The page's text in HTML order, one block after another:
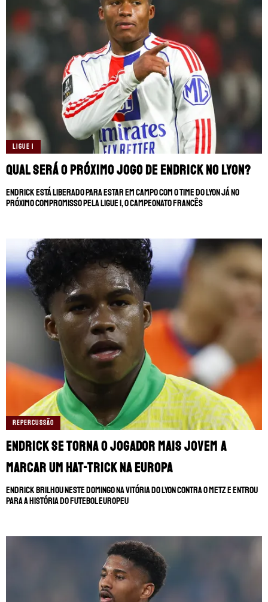
LIGUE 1
Qual será o próximo jogo de Endrick no Lyon?
Endrick está liberado para estar em campo com o time do Lyon já no
próximo compromisso pela Ligue 1, o Campeonato Francês
REPERCUSSÃO
Endrick se torna o jogador mais jovem a
marcar um hat-trick na Europa
Endrick brilhou neste domingo na vitória do Lyon contra o Metz e entrou
para a história do futebol europeu